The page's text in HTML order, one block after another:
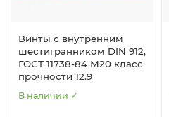
Винты с внутренним
шестигранником DIN 912,
ГОСТ 11738-84 М20 класс
прочности 12.9
В наличии ✓